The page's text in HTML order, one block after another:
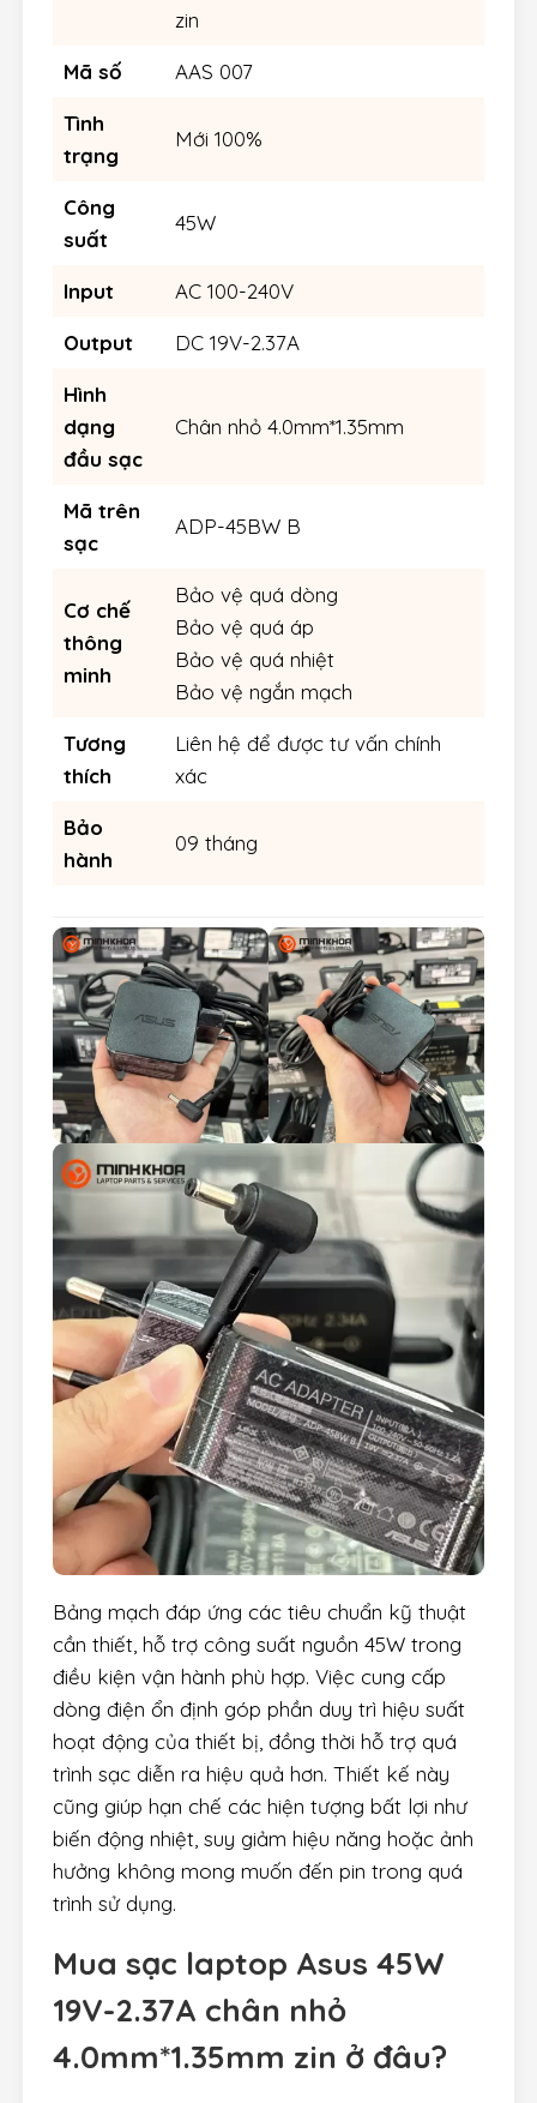
zin
Mã số AAS 007
Tình
trạng
Mới 100%
Công
suất
45W
Input AC 100-240V
Output DC 19V-2.37A
Hình
dạng
đầu sạc
Chân nhỏ 4.0mm*1.35mm
Mã trên
sạc
ADP-45BW B
Cơ chế
thông
minh
Bảo vệ quá dòng
Bảo vệ quá áp
Bảo vệ quá nhiệt
Bảo vệ ngắn mạch
Tương
thích
Liên hệ để được tư vấn chính
xác
Bảo
hành
09 tháng
Bảng mạch đáp ứng các tiêu chuẩn kỹ thuật
cần thiết, hỗ trợ công suất nguồn 45W trong
điều kiện vận hành phù hợp. Việc cung cấp
dòng điện ổn định góp phần duy trì hiệu suất
hoạt động của thiết bị, đồng thời hỗ trợ quá
trình sạc diễn ra hiệu quả hơn. Thiết kế này
cũng giúp hạn chế các hiện tượng bất lợi như
biến động nhiệt, suy giảm hiệu năng hoặc ảnh
hưởng không mong muốn đến pin trong quá
trình sử dụng.
Mua sạc laptop Asus 45W
19V-2.37A chân nhỏ
4.0mm*1.35mm zin ở đâu?